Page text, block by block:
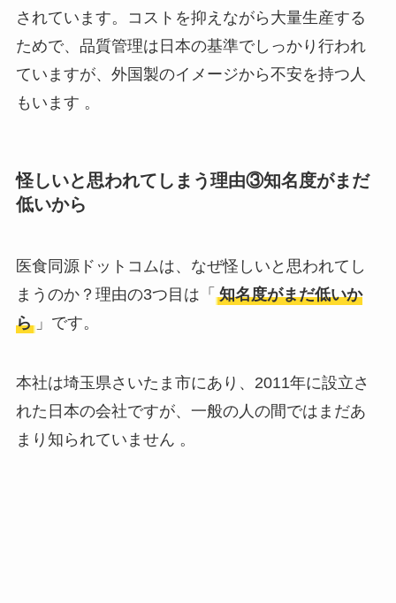
されています。コストを抑えながら大量生産する
ためで、品質管理は日本の基準でしっかり行われ
ていますが、外国製のイメージから不安を持つ人
もいます 。
怪しいと思われてしまう理由③知名度がまだ
低いから
医食同源ドットコムは、なぜ怪しいと思われてし
まうのか？理由の3つ目は「 知名度がまだ低いか
ら 」です。
本社は埼玉県さいたま市にあり、2011年に設立さ
れた日本の会社ですが、一般の人の間ではまだあ
まり知られていません 。